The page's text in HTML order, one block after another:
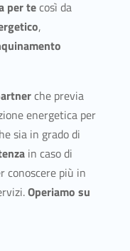
per tecosì da
,
che previa
energetica per
sia in grado di
in caso di
conoscere più in
Operiamo su